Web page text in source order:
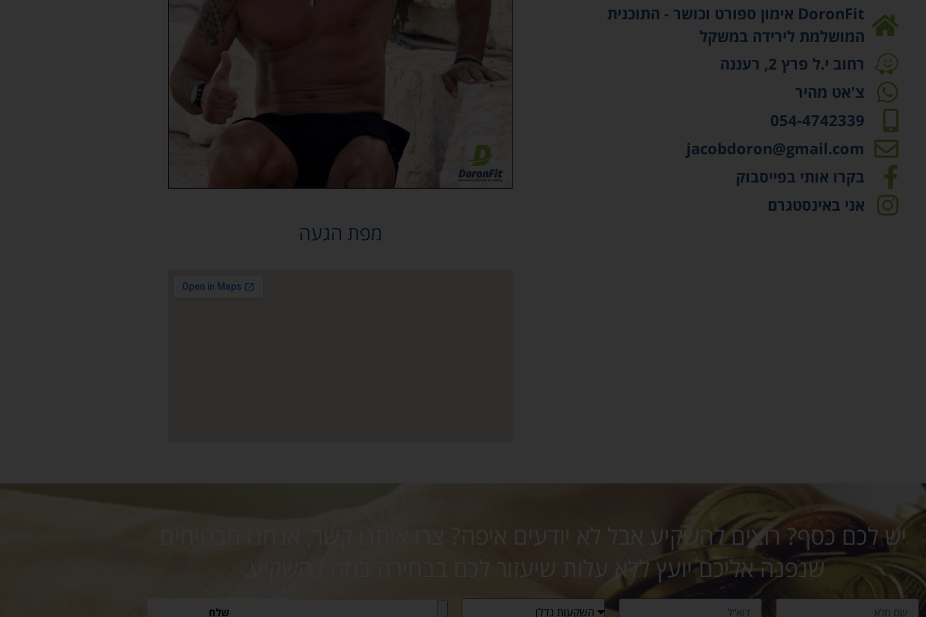
DoronFit אימון ספורט וכושר - התוכנית
המושלמת לירידה במשקל
רחוב י.ל פרץ 2, רעננה
צ'אט מהיר
054-4742339
jacobdoron@gmail.com
בקרו אותי בפייסבוק
אני באינסטגרם
מפת הגעה
יש לכם כסף? רוצים להשקיע אבל לא יודעים איפה? צרו איתנו קשר, אנחנו מבטיחים
שנפנה אליכם יועץ ללא עלות שיעזור לכם בבחירה במה להשקיע.
שלח